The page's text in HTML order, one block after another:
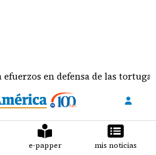
defensa de las tortugas marinas
e-papper mis noticias